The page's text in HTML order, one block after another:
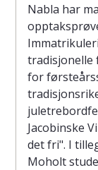
Nabla har
tradisjonelle
for
Jacobinske
det fri". I
Moholt